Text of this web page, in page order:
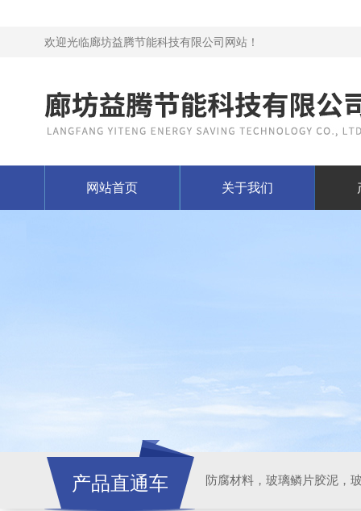
欢迎光临廊坊益腾节能科技有限公司网站！
网站首页 关于我们
产品直通车